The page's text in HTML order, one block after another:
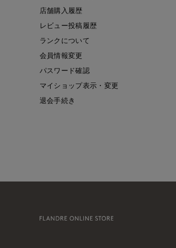
店舗購入履歴
レビュー投稿履歴
ランクについて
会員情報変更
パスワード確認
マイショップ表示・変更
退会手続き